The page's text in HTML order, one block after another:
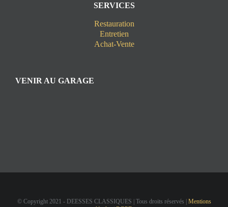
SERVICES
Restauration
Entretien
Achat-Vente
VENIR AU GARAGE
© Copyright 2021 - DEESSES CLASSIQUES | Tous droits réservés | Mentions